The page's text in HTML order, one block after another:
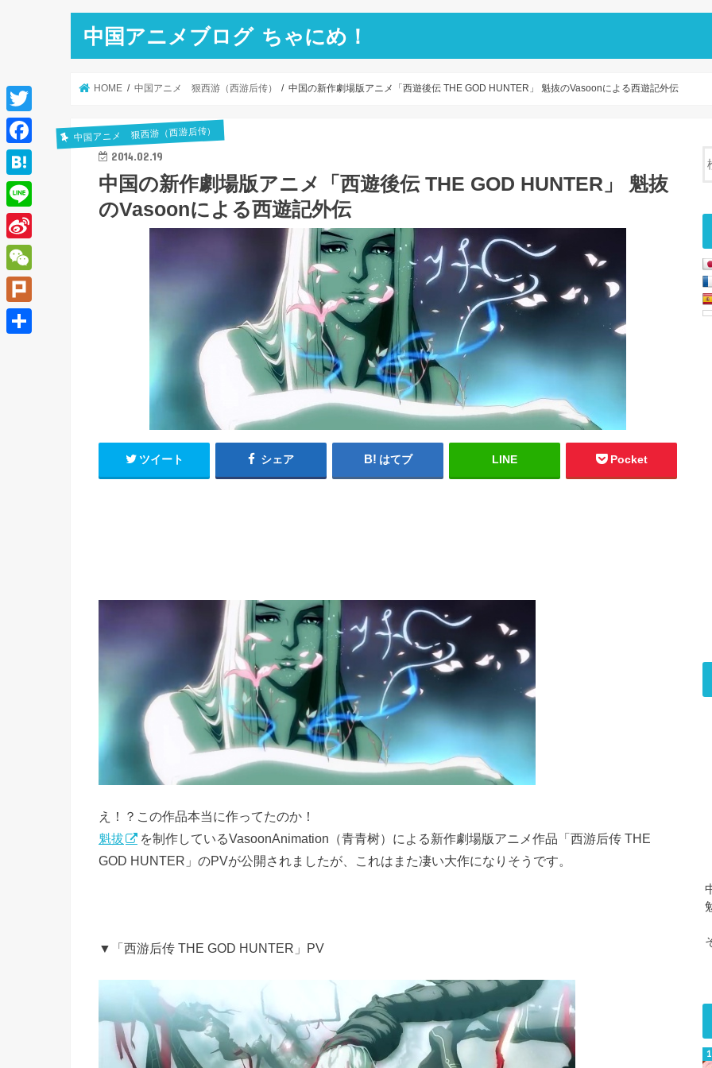
中国アニメブログ ちゃにめ！
HOME 中国アニメ 狠西游（西游后传） 中国の新作劇場版アニメ「西遊後伝 THE GOD HUNTER」 魁抜のVasoonによる西遊記外伝
中国アニメ 狠西游（西游后传）
2014.02.19
中国の新作劇場版アニメ「西遊後伝 THE GOD HUNTER」 魁抜
のVasoonによる西遊記外伝
ツイート シェア はてブ LINE Pocket
え！？この作品本当に作ってたのか！
魁拔
を制作しているVasoonAnimation（青青树）による新作劇場版アニメ作品「西游后传 THE
GOD HUNTER」のPVが公開されましたが、これはまた凄い大作になりそうです。
▼「西游后传 THE GOD HUNTER」PV
T
w
i
t
e
r
F
a
c
e
b
o
o
k
H
a
t
e
a
L
i
n
e
S
i
n
a
W
e
C
P